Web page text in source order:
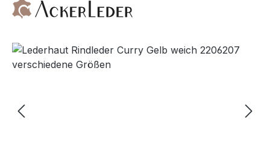
Bildergalerie überspringen